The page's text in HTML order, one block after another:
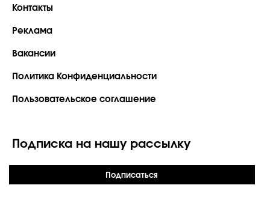
Контакты
Реклама
Вакансии
Политика Конфиденциальности
Пользовательское соглашение
Подписка на нашу рассылку
Подписаться